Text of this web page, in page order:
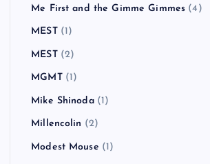
Me First and the Gimme Gimmes (4)
MEST(1)
MEST(2)
MGMT(1)
Mike Shinoda(1)
Millencolin (2)
Modest Mouse (1)